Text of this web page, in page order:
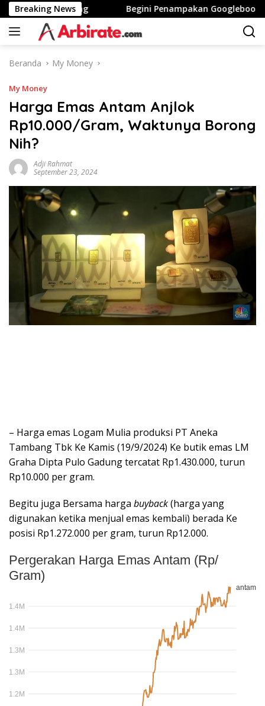
Langsung
ke
konten
Breaking News
Stunting Begini Penampakan Googlebook Bikinan
Beranda My Money
My Money
Harga Emas Antam Anjlok
Rp10.000/Gram, Waktunya Borong
Nih?
Adji Rahmat
September 23, 2024
– Harga emas Logam Mulia produksi PT Aneka
Tambang Tbk Ke Kamis (19/9/2024) Ke butik emas LM
Graha Dipta Pulo Gadung tercatat Rp1.430.000, turun
Rp10.000 per gram.
Begitu juga Bersama harga buyback(harga yang
digunakan ketika menjual emas kembali) berada Ke
posisi Rp1.272.000 per gram, turun Rp12.000.